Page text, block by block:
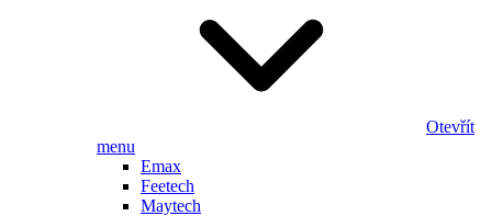
Otevřít
menu
Emax
Feetech
Maytech